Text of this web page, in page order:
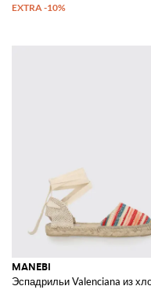
MANEBI
Эспадрильи Valenciana из